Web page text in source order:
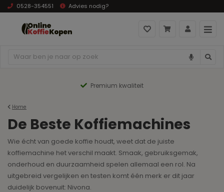
0528-354551 Advies nodig?
Premium kwaliteit
Home
De Beste Koffiemachines
Wie écht van goede koffie houdt, weet dat de juiste
koffiemachine het verschil maakt. Smaak, gebruiksgemak,
onderhoud en duurzaamheid spelen allemaal een rol. Na
uitgebreid vergelijken en testen komt één merk er dit jaar
duidelijk bovenuit: Nivona.